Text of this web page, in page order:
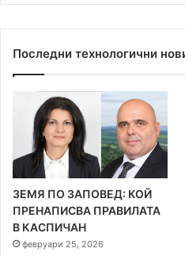
Последни технологични
ЗЕМЯ ПО ЗАПОВЕД: КОЙ
ПРЕНАПИСВА ПРАВИЛАТА
В КАСПИЧАН
февруари 25, 2026